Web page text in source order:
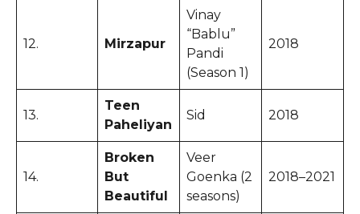
12. Mirzapur
Vinay
“Bablu”
Pandi
(Season 1)
2018
13.
Teen
Paheliyan
Sid 2018
14.
Broken
But
Beautiful
Veer
Goenka (2
seasons)
2018–2021